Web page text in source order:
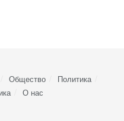
Общество
Политика
О нас